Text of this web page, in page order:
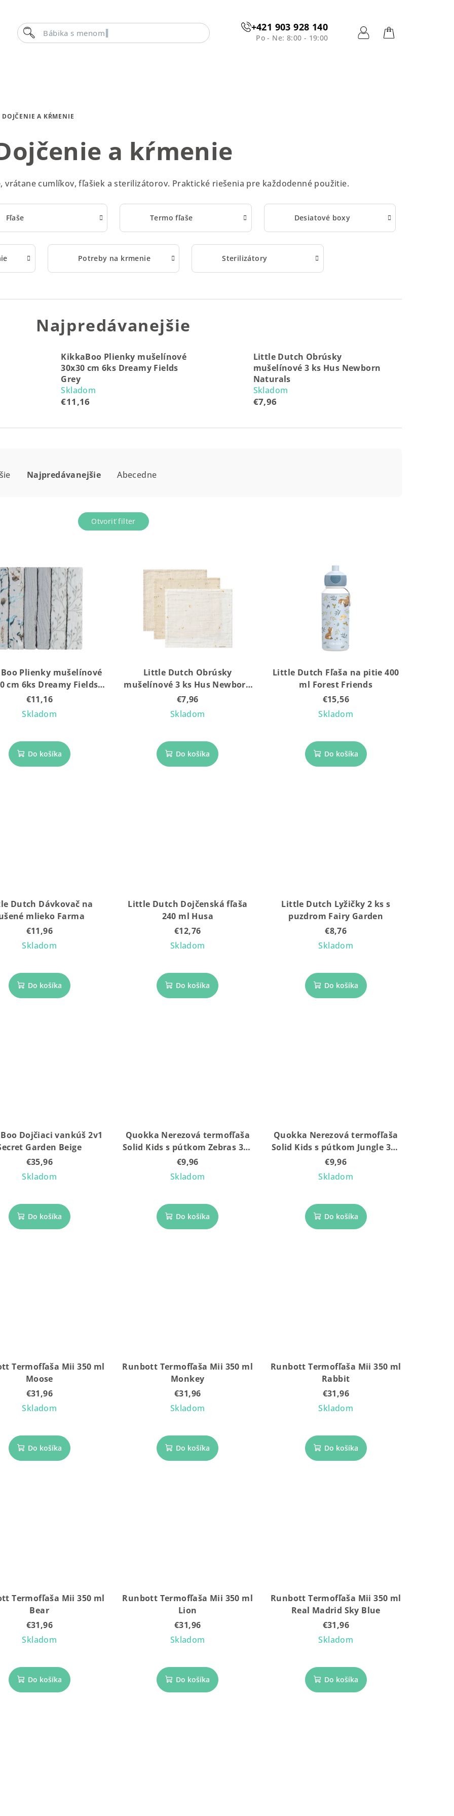
Bábika s menom
Hľadať +421 903 928 140
Po - Ne: 8:00 - 19:00
DOJČENIE A KŔMENIE
a kŕmenie
vrátane cumlíkov, fľašiek a sterilizátorov. Praktické riešenia pre každodenné použitie.
Fľaše Termo fľaše Desiatové boxy
Potreby na krmenie Sterilizátory
Najpredávanejšie
KikkaBoo Plienky mušelínové
30x30 cm 6ks Dreamy Fields
Grey
Skladom
€11,16
Little Dutch Obrúsky
mušelínové 3 ks Hus Newborn
Naturals
Skladom
€7,96
Najpredávanejšie Abecedne
Otvoriť filter
Plienky mušelínové
cm 6ks Dreamy Fields
Grey
€11,16
Skladom
Do košíka
Little Dutch Obrúsky
mušelínové 3 ks Hus Newborn
Naturals
€7,96
Skladom
Do košíka
Little Dutch Fľaša na pitie 400
ml Forest Friends
€15,56
Skladom
Do košíka
Dutch Dávkovač na
mlieko Farma
€11,96
Skladom
Do košíka
Little Dutch Dojčenská fľaša
240 ml Husa
€12,76
Skladom
Do košíka
Little Dutch Lyžičky 2 ks s
puzdrom Fairy Garden
€8,76
Skladom
Do košíka
Dojčiaci vankúš 2v1
Garden Beige
€35,96
Skladom
Do košíka
Quokka Nerezová termofľaša
Solid Kids s pútkom Zebras 330
ml
€9,96
Skladom
Do košíka
Quokka Nerezová termofľaša
Solid Kids s pútkom Jungle 330
ml
€9,96
Skladom
Do košíka
Termofľaša Mii 350 ml
Moose
€31,96
Skladom
Do košíka
Runbott Termofľaša Mii 350 ml
Monkey
€31,96
Skladom
Do košíka
Runbott Termofľaša Mii 350 ml
Rabbit
€31,96
Skladom
Do košíka
Termofľaša Mii 350 ml
Bear
€31,96
Skladom
Do košíka
Runbott Termofľaša Mii 350 ml
Lion
€31,96
Skladom
Do košíka
Runbott Termofľaša Mii 350 ml
Real Madrid Sky Blue
€31,96
Skladom
Do košíka